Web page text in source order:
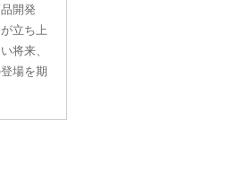
開発
立ち上
将来、
場を期